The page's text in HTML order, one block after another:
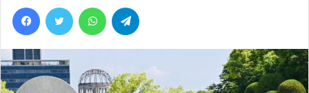
FacebookTwitter WhatsApp